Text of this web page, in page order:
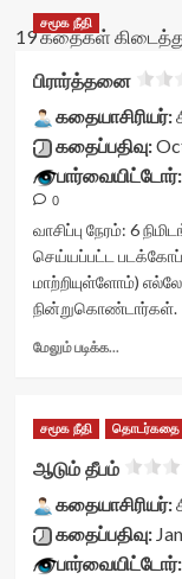
19 கதைகள்
சமூக நீதி
பிரார்த்தனை
கதையாசிரியர்:
கதைப்பதிவு:
பார்வையிட்டோர்:
0
வாசிப்பு நேரம்: 6
செய்யப்பட்ட
மாற்றியுள்ளோம்)
மேலும் படிக்க...
vv-
stars-
title-
<div
சமூக நீதி தொடர்கதை
ஆடும் தீபம்
கதையாசிரியர்:
கதைப்பதிவு:
பார்வையிட்டோர்: